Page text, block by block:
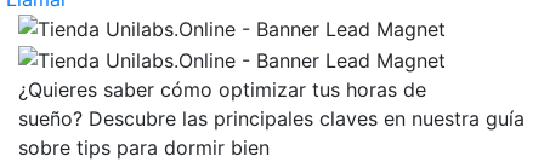
¿Quieres saber cómo optimizar tus horas de
sueño? Descubre las principales claves en nuestra guía
sobre tips para dormir bien